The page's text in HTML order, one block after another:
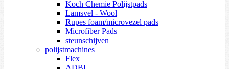
Koch Chemie Polijstpads
Lamsvel - Wool
Rupes foam/microvezel pads
Microfiber Pads
steunschijven
polijstmachines
Flex